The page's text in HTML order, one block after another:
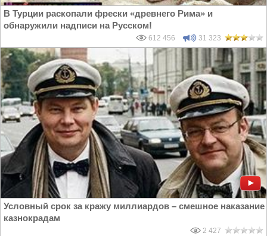
В Турции раскопали фрески «древнего Рима» и
обнаружили надписи на Русском!
612 456 31 323
Условный срок за кражу миллиардов – смешное наказание
казнокрадам
2 427